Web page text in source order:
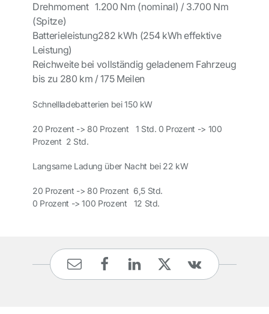
Drehmoment1.200 Nm (nominal) / 3.700 Nm
(Spitze)
Batterieleistung282 kWh (254 kWh effektive
Leistung)
Reichweite bei vollständig geladenem Fahrzeug
bis zu 280 km / 175 Meilen
Schnellladebatterien bei 150 kW
20 Prozent -> 80 Prozent   1 Std. 0 Prozent -> 100
Prozent 2 Std.
Langsame Ladung über Nacht bei 22 kW
20 Prozent -> 80 Prozent 6,5 Std.
0 Prozent ->100 Prozent 12 Std.